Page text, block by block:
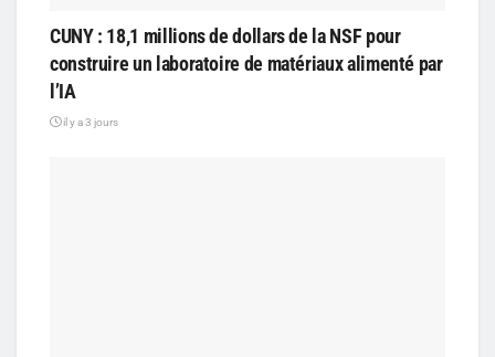
CUNY : 18,1 millions de dollars de la NSF pour
construire un laboratoire de matériaux alimenté par
l’IA
il y a 3 jours